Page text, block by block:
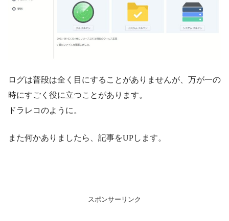
ログは普段は全く目にすることがありませんが、万が一の
時にすごく役に立つことがあります。
ドラレコのように。
また何かありましたら、記事をUPします。
スポンサーリンク